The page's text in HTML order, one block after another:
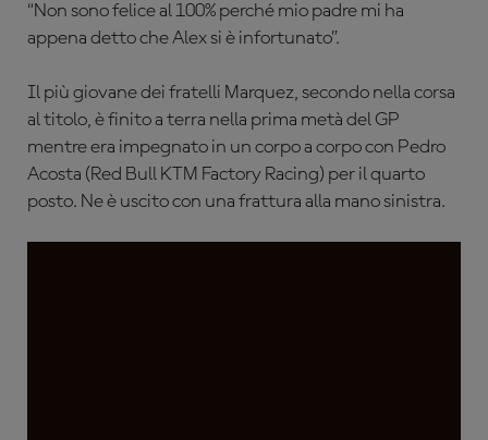
“Non sono felice al 100% perché mio padre mi ha
appena detto che Alex si è infortunato”.
Il più giovane dei fratelli Marquez, secondo nella corsa
al titolo, è finito a terra nella prima metà del GP
mentre era impegnato in un corpo a corpo con Pedro
Acosta (Red Bull KTM Factory Racing) per il quarto
posto. Ne è uscito con una frattura alla mano sinistra.